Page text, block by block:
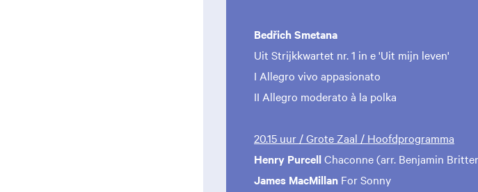
Bedřich Smetana
Uit Strijkkwartet nr. 1 in e 'Uit mijn leven'
I Allegro vivo appasionato
II Allegro moderato à la polka
20.15 uur / Grote Zaal / Hoofdprogramma
Henry PurcellChaconne (arr. Benjamin
James MacMillan For Sonny